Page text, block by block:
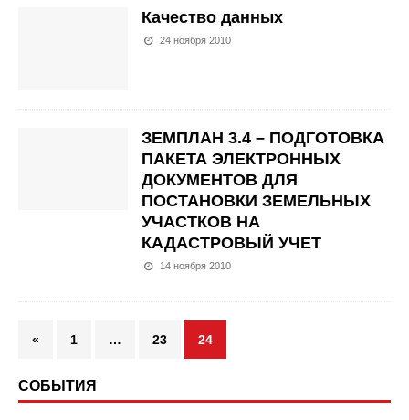
Качество данных
24 ноября 2010
ЗЕМПЛАН 3.4 – ПОДГОТОВКА
ПАКЕТА ЭЛЕКТРОННЫХ
ДОКУМЕНТОВ ДЛЯ
ПОСТАНОВКИ ЗЕМЕЛЬНЫХ
УЧАСТКОВ НА
КАДАСТРОВЫЙ УЧЕТ
14 ноября 2010
« 1 … 23 24
СОБЫТИЯ